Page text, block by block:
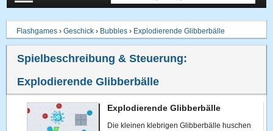
Flashgames ›Geschick › Bubbles › Explodierende Glibberbälle
Spielbeschreibung & Steuerung:
Explodierende Glibberbälle
Explodierende Glibberbälle
Die kleinen klebrigen Glibberbälle huschen